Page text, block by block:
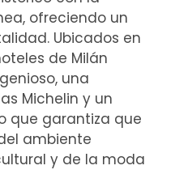
ofreciendo un
Ubicados en
de Milán
una
Michelin y un
que garantiza que
ambiente
y de la moda